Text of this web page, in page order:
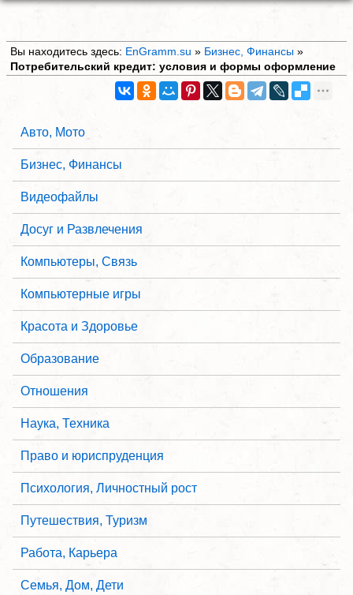
Вы находитесь здесь: EnGramm.su » Бизнес, Финансы»
Потребительский кредит: условия и формы оформление
Авто, Мото
Бизнес, Финансы
Видеофайлы
Досуг и Развлечения
Компьютеры, Связь
Компьютерные игры
Красота и Здоровье
Образование
Отношения
Наука, Техника
Право и юриспруденция
Психология, Личностный рост
Путешествия, Туризм
Работа, Карьера
Семья, Дом, Дети